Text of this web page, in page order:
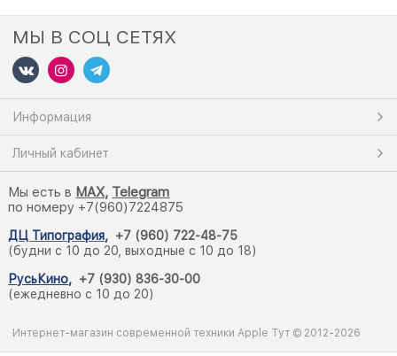
МЫ В СОЦ СЕТЯХ
Информация
Личный кабинет
Мы есть в MAX, Telegram
по номеру +7(960)7224875
ДЦ Типография, +7 (960) 722-48-75
(будни с 10 до 20, выходные с 10 до 18)
РусьКино, +7 (930) 836-30-00
(ежедневно с 10 до 20)
Интернет-магазин современной техники Apple Тут © 2012-2026